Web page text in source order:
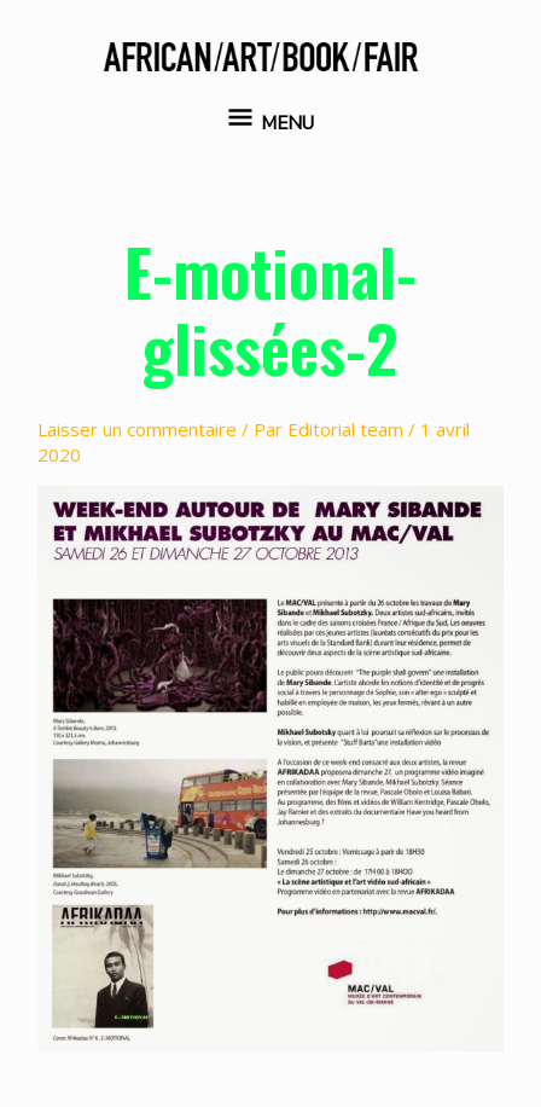
MENU
MENU
E-motional-
glissées-2
Laisser un commentaire / Par Editorial team / 1 avril
2020